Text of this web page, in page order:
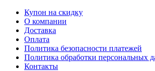
Купон на скидку
О компании
Доставка
Оплата
Политика безопасности платежей
Политика обработки персональных
Контакты